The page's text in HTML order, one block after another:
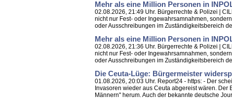
Mehr als eine Million Personen in
02.08.2026, 21:49 Uhr. Bürgerrechte & Polizei |
nicht nur Fest- oder Ingewahrsamnahmen,
oder Ausschreibungen im Zuständigkeitsbereich
Mehr als eine Million Personen in
02.08.2026, 21:36 Uhr. Bürgerrechte & Polizei |
nicht nur Fest- oder Ingewahrsamnahmen,
oder Ausschreibungen im Zuständigkeitsbereich
Die Ceuta-Lüge: Bürgermeister
01.08.2026, 20:03 Uhr. Report24 - https: - Der
Invasoren wieder aus Ceuta abgereist wären.
Männern" herum. Auch der bekannte deutsche